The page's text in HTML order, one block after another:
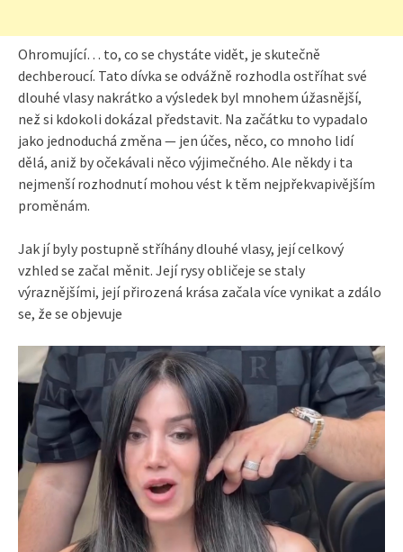
Ohromující… to, co se chystáte vidět, je skutečně
dechberoucí. Tato dívka se odvážně rozhodla ostříhat své
dlouhé vlasy nakrátko a výsledek byl mnohem úžasnější,
než si kdokoli dokázal představit. Na začátku to vypadalo
jako jednoduchá změna — jen účes, něco, co mnoho lidí
dělá, aniž by očekávali něco výjimečného. Ale někdy i ta
nejmenší rozhodnutí mohou vést k těm nejpřekvapivějším
proměnám.
Jak jí byly postupně stříhány dlouhé vlasy, její celkový
vzhled se začal měnit. Její rysy obličeje se staly
výraznějšími, její přirozená krása začala více vynikat a zdálo
se, že se objevuje